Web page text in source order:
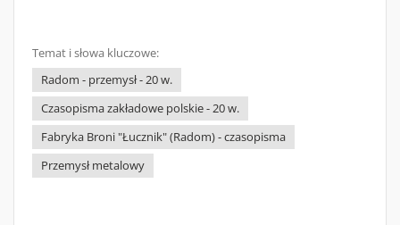
Temat i słowa kluczowe:
Radom - przemysł - 20 w.
Czasopisma zakładowe polskie - 20 w.
Fabryka Broni "Łucznik" (Radom) - czasopisma
Przemysł metalowy